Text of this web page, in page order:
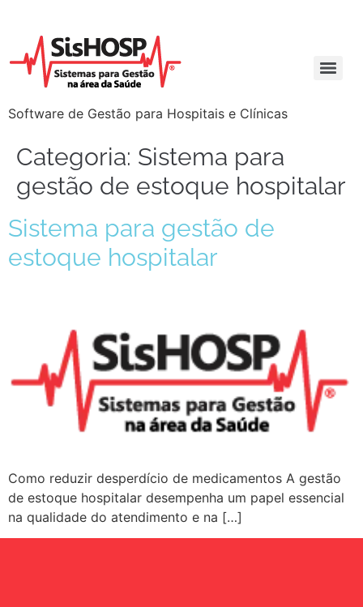
Software de Gestão para Hospitais e Clínicas
Categoria: Sistema para
gestão de estoque hospitalar
Sistema para gestão de
estoque hospitalar
Como reduzir desperdício de medicamentos A gestão
de estoque hospitalar desempenha um papel essencial
na qualidade do atendimento e na […]